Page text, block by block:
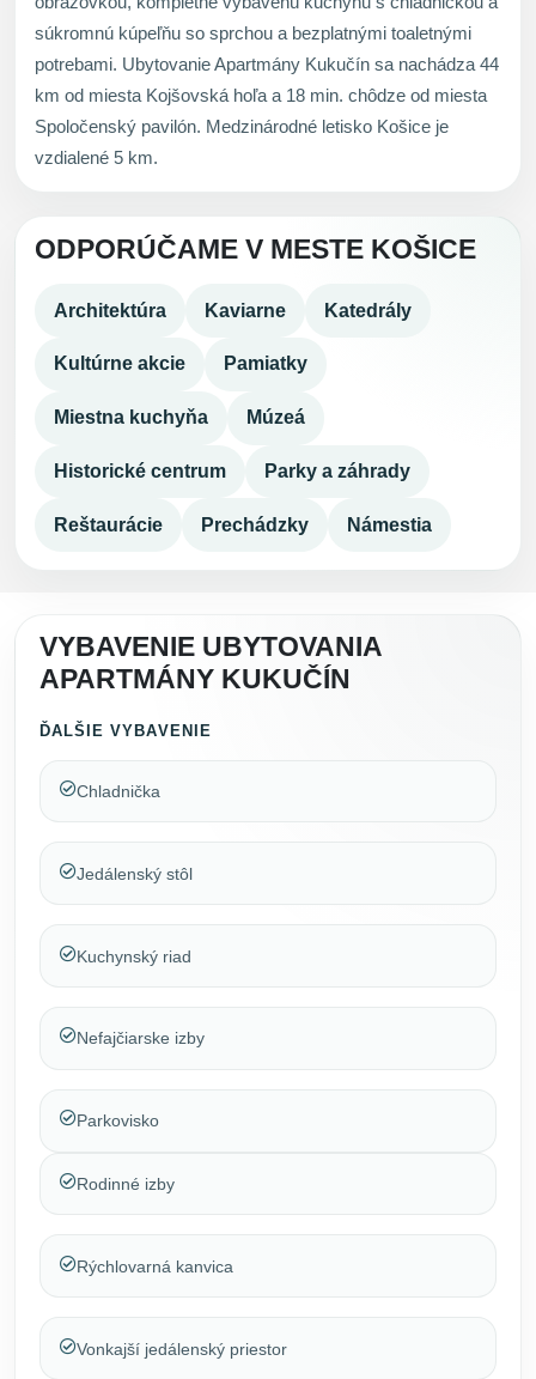
súkromnú kúpeľňu so sprchou a bezplatnými toaletnými
potrebami. Ubytovanie Apartmány Kukučín sa nachádza 44
km od miesta Kojšovská hoľa a 18 min. chôdze od miesta
Spoločenský pavilón. Medzinárodné letisko Košice je
vzdialené 5 km.
ODPORÚČAME V MESTE KOŠICE
Architektúra Kaviarne Katedrály
Kultúrne akcie Pamiatky
Miestna kuchyňa Múzeá
Historické centrum Parky a záhrady
Reštaurácie Prechádzky Námestia
VYBAVENIE UBYTOVANIA
APARTMÁNY KUKUČÍN
ĎALŠIE VYBAVENIE
Chladnička
Jedálenský stôl
Kuchynský riad
Nefajčiarske izby
Parkovisko
Rodinné izby
Rýchlovarná kanvica
Vonkajší jedálenský priestor